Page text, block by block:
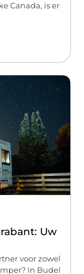
Canada, is er
Uw
voor zowel
In Budel